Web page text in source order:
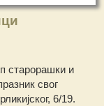
старорашки и
свог
6/19.